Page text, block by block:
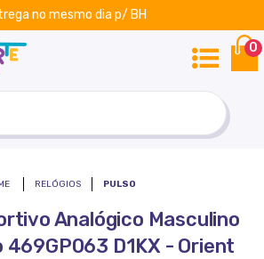
no mesmo dia p/ BH
0
RELÓGIOS PULSO
Analógico Masculino
D1KX - Orient